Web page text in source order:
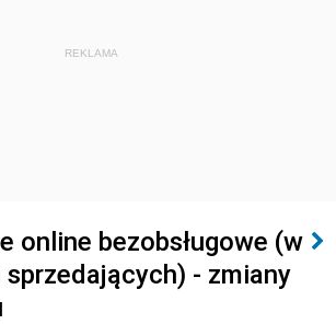
REKLAMA
online bezobsługowe (w
- zmiany